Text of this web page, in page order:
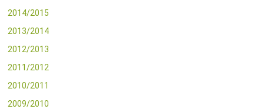
2014/2015
2013/2014
2012/2013
2011/2012
2010/2011
2009/2010